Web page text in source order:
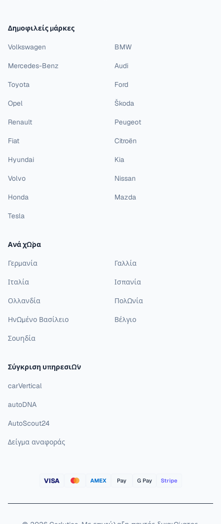
Δημοφιλείς μάρκες
Volkswagen BMW
Mercedes-Benz Audi
Toyota Ford
Opel Škoda
Renault Peugeot
Fiat Citroën
Hyundai Kia
Volvo Nissan
Honda Mazda
Tesla
Ανά χώρα
Γερμανία Γαλλία
Ιταλία Ισπανία
Ολλανδία Πολωνία
Ηνωμένο Βασίλειο Βέλγιο
Σουηδία
Σύγκριση υπηρεσιών
carVertical
autoDNA
AutoScout24
Δείγμα αναφοράς
VISA AMEX Pay G Pay Stripe